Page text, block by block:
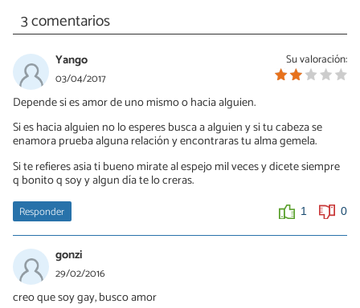
3 comentarios
Su valoración:
Yango
03/04/2017
Depende si es amor de uno mismo o hacia alguien.
Si es hacia alguien no lo esperes busca a alguien y si tu cabeza se
enamora prueba alguna relación y encontraras tu alma gemela.
Si te refieres asia ti bueno mirate al espejo mil veces y dicete siempre
q bonito q soy y algun día te lo creras.
Responder 1 0
gonzi
29/02/2016
creo que soy gay, busco amor